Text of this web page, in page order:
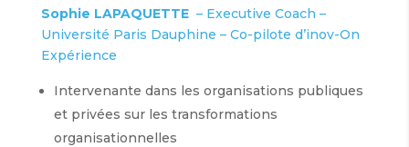
Sophie LAPAQUETTE– Executive Coach –
Université Paris Dauphine – Co-pilote d’inov-On
Expérience
Intervenante dans les organisations publiques
et privées sur les transformations
organisationnelles